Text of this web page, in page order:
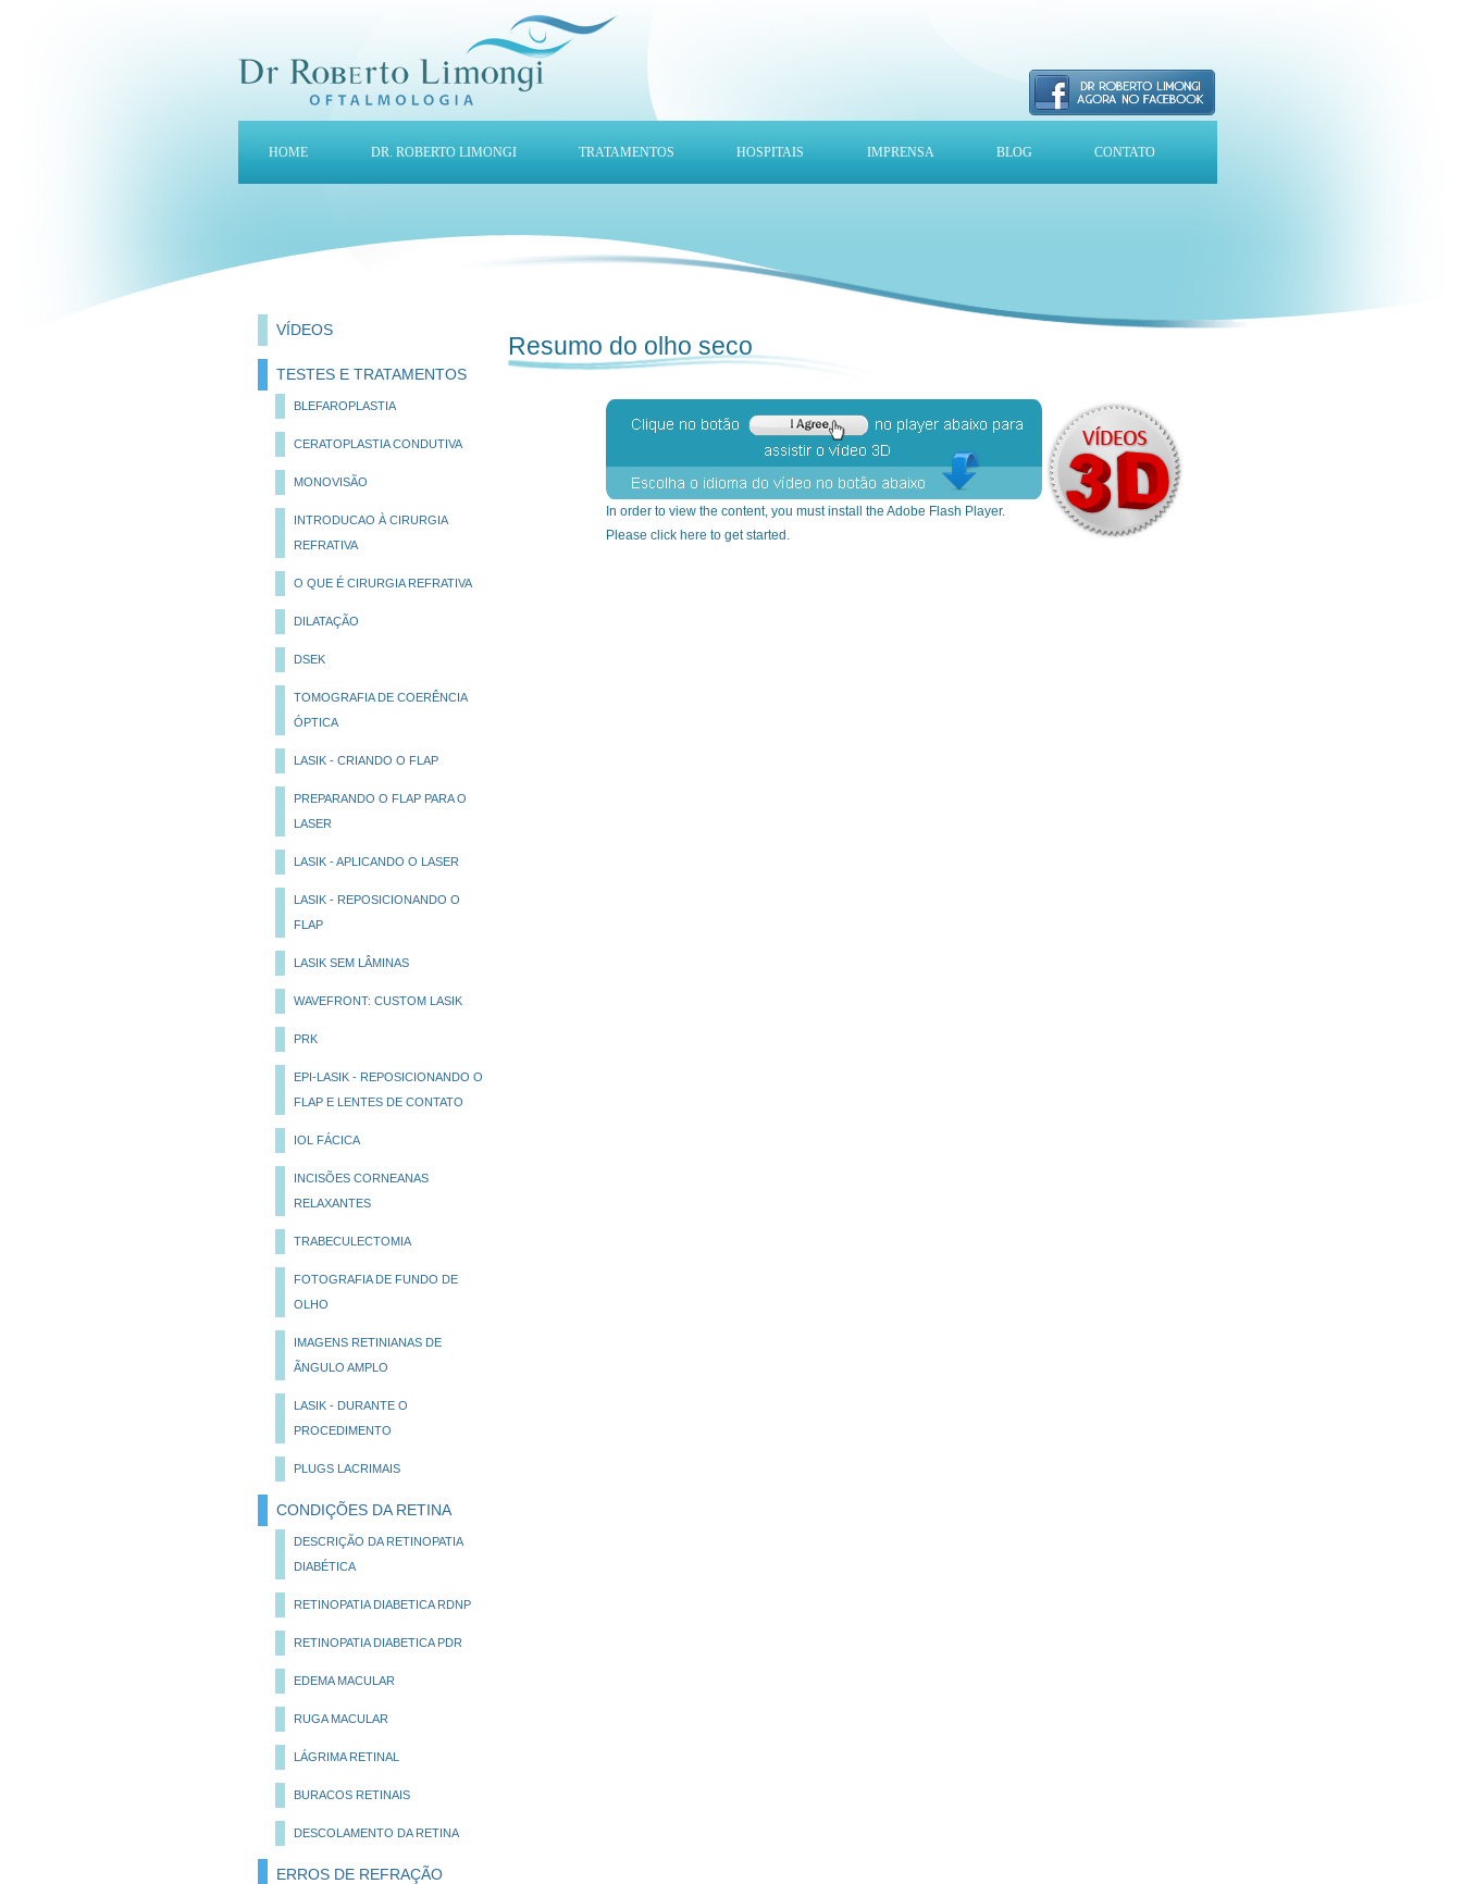
HOME DR. ROBERTO LIMONGI TRATAMENTOS HOSPITAIS IMPRENSA BLOG CONTATO
VÍDEOS
TESTES E TRATAMENTOS
BLEFAROPLASTIA
CERATOPLASTIA CONDUTIVA
MONOVISÃO
INTRODUCAO À CIRURGIA
REFRATIVA
O QUE É CIRURGIA REFRATIVA
DILATAÇÃO
DSEK
TOMOGRAFIA DE COERÊNCIA
ÓPTICA
LASIK - CRIANDO O FLAP
PREPARANDO O FLAP PARA O
LASER
LASIK - APLICANDO O LASER
LASIK - REPOSICIONANDO O
FLAP
LASIK SEM LÂMINAS
WAVEFRONT: CUSTOM LASIK
PRK
EPI-LASIK - REPOSICIONANDO O
FLAP E LENTES DE CONTATO
IOL FÁCICA
INCISÕES CORNEANAS
RELAXANTES
TRABECULECTOMIA
FOTOGRAFIA DE FUNDO DE
OLHO
IMAGENS RETINIANAS DE
ÃNGULO AMPLO
LASIK - DURANTE O
PROCEDIMENTO
PLUGS LACRIMAIS
CONDIÇÕES DA RETINA
DESCRIÇÃO DA RETINOPATIA
DIABÉTICA
RETINOPATIA DIABETICA RDNP
RETINOPATIA DIABETICA PDR
EDEMA MACULAR
RUGA MACULAR
LÁGRIMA RETINAL
BURACOS RETINAIS
DESCOLAMENTO DA RETINA
ERROS DE REFRAÇÃO
Resumo do olho seco
In order to view the content, you must install the Adobe Flash Player.
Please click here to get started.